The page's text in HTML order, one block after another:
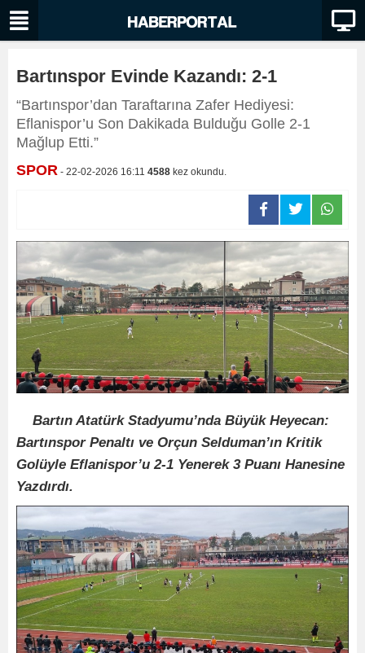
Bartınspor Evinde Kazandı: 2-1
“Bartınspor’dan Taraftarına Zafer Hediyesi:
Eflanispor’u Son Dakikada Bulduğu Golle 2-1
Mağlup Etti.”
SPOR - 22-02-2026 16:11 4588 kez okundu.
Bartın Atatürk Stadyumu’nda Büyük Heyecan:
Bartınspor Penaltı ve Orçun Selduman’ın Kritik
Golüyle Eflanispor’u 2-1 Yenerek 3 Puanı Hanesine
Yazdırdı.